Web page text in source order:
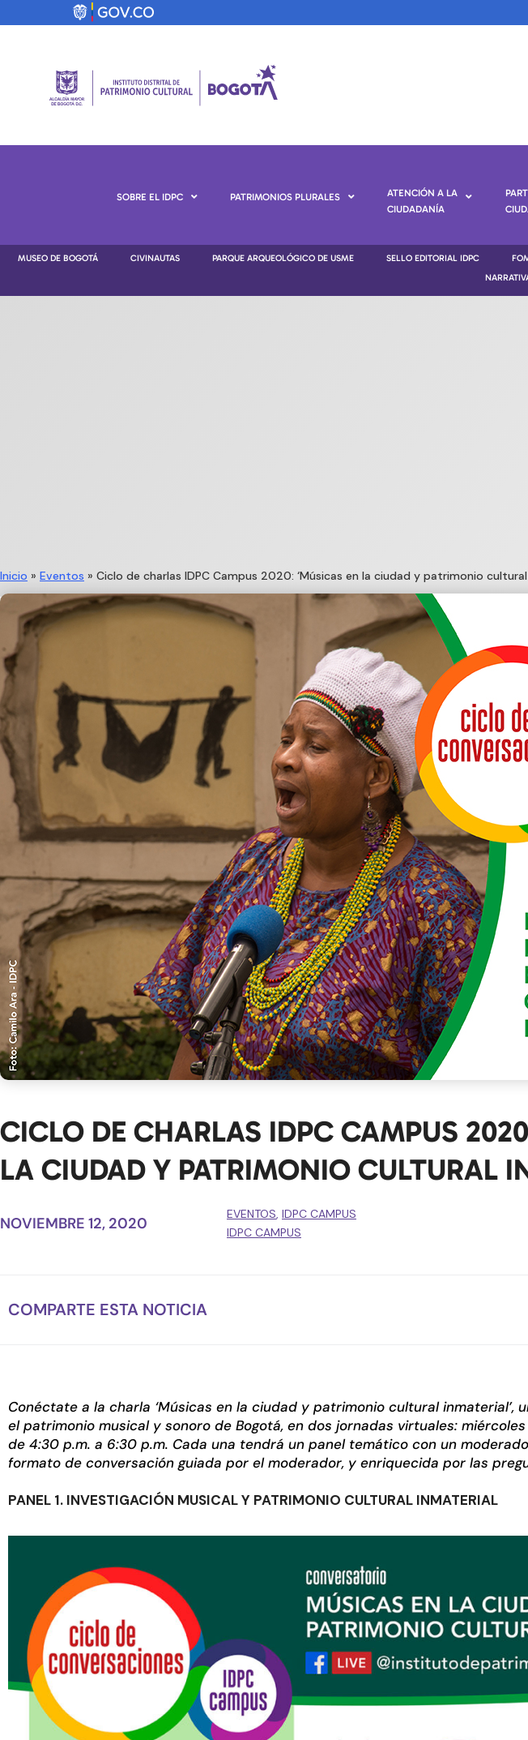
SOBRE EL IDPC PATRIMONIOS PLURALES
ATENCIÓN A LA
CIUDADANÍA
MUSEO DE BOGOTÁ CIVINAUTAS PARQUE ARQUEOLÓGICO DE USME SELLO EDITORIAL IDPC
Inicio » Eventos » Ciclo de charlas IDPC Campus 2020: ‘Músicas en la ciudad y patrimonio
CICLO DE CHARLAS IDPC CAMPUS
LA CIUDAD Y PATRIMONIO CULTURAL
NOVIEMBRE 12, 2020 EVENTOS, IDPC CAMPUS
IDPC CAMPUS
COMPARTE ESTA NOTICIA
Conéctate a la charla ‘Músicas en la ciudad y patrimonio cultural inmaterial’,
el patrimonio musical y sonoro de Bogotá, en dos jornadas virtuales: miércoles
de 4:30 p.m. a 6:30 p.m. Cada una tendrá un panel temático con un
formato de conversación guiada por el moderador, y enriquecida por las
PANEL 1. INVESTIGACIÓN MUSICAL Y PATRIMONIO CULTURAL INMATERIAL